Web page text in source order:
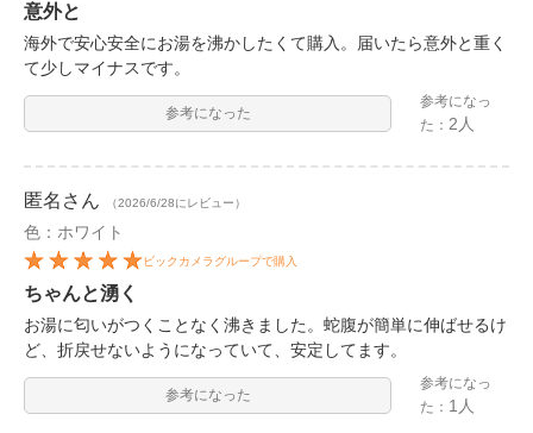
意外と
海外で安心安全にお湯を沸かしたくて購入。届いたら意外と重く
て少しマイナスです。
参考になった
参考になっ
た：2人
匿名 さん （2026/6/28にレビュー）
色：ホワイト
ビックカメラグループで購入
ちゃんと湧く
お湯に匂いがつくことなく沸きました。蛇腹が簡単に伸ばせるけ
ど、折戻せないようになっていて、安定してます。
参考になった
参考になっ
た： 1人